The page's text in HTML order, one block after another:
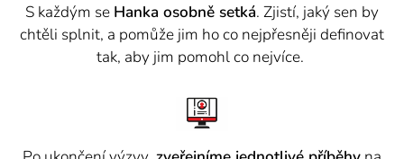
S každým se Hanka osobně setká. Zjistí, jaký sen by
chtěli splnit, a pomůže jim ho co nejpřesněji definovat
tak, aby jim pomohl co nejvíce.